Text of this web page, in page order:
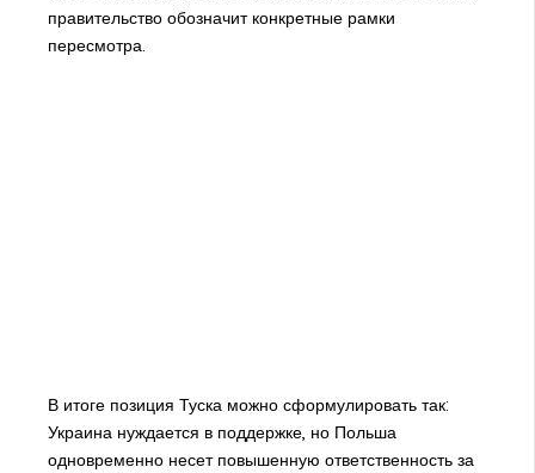
правительство обозначит конкретные рамки
пересмотра.
В итоге позиция Туска можно сформулировать так:
Украина нуждается в поддержке, но Польша
одновременно несет повышенную ответственность за